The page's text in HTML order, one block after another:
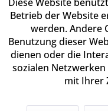
Betrieb der Website
werden. Andere
Benutzung dieser
dienen oder die
sozialen
mit Ihrer